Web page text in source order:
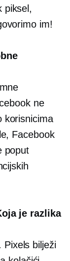
piksel,
im!
ne
korisnicima
Facebook
poput
je razlika
Pixels bilježi